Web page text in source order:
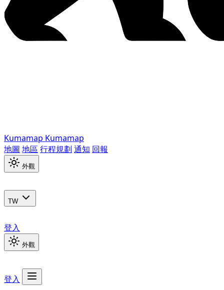
Kumamap Kumamap
地圖 地區 行程規劃 通知 回報
外觀
TW
登入
外觀
登入